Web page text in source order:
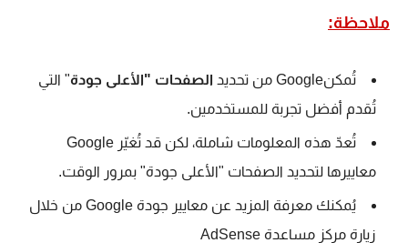
ملاحظة:
تُمكنGoogle من تحديد الصفحات "الأعلى جودة" التي
تُقدم أفضل تجربة للمستخدمين.
تُعدّ هذه المعلومات شاملة، لكن قد تُغيّر Google
معاييرها لتحديد الصفحات "الأعلى جودة" بمرور الوقت.
يُمكنك معرفة المزيد عن معايير جودة Google من خلال
زيارة مركز مساعدة AdSense